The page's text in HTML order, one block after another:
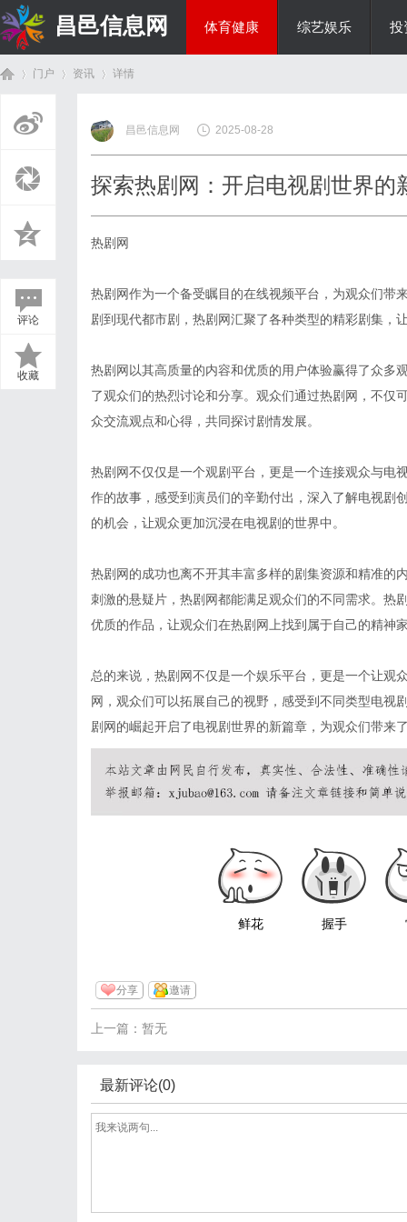
昌邑信息网 体育健康 综艺娱乐 投
门户 资讯
›
详情
评论
收藏
昌邑信息网 2025-08-28
探索热剧网：开启电视剧世界的
热剧网
热剧网作为一个备受瞩目的在线视频平台，为观众们带
剧到现代都市剧，热剧网汇聚了各种类型的精彩剧集，
热剧网以其高质量的内容和优质的用户体验赢得了众多
了观众们的热烈讨论和分享。观众们通过热剧网，不仅
众交流观点和心得，共同探讨剧情发展。
热剧网不仅仅是一个观剧平台，更是一个连接观众与电
作的故事，感受到演员们的辛勤付出，深入了解电视剧
的机会，让观众更加沉浸在电视剧的世界中。
热剧网的成功也离不开其丰富多样的剧集资源和精准的
刺激的悬疑片，热剧网都能满足观众们的不同需求。热
优质的作品，让观众们在热剧网上找到属于自己的精神
总的来说，热剧网不仅是一个娱乐平台，更是一个让观
网，观众们可以拓展自己的视野，感受到不同类型电视
剧网的崛起开启了电视剧世界的新篇章，为观众们带来
鲜花 握手
分享 邀请
上一篇：暂无
最新评论(0)